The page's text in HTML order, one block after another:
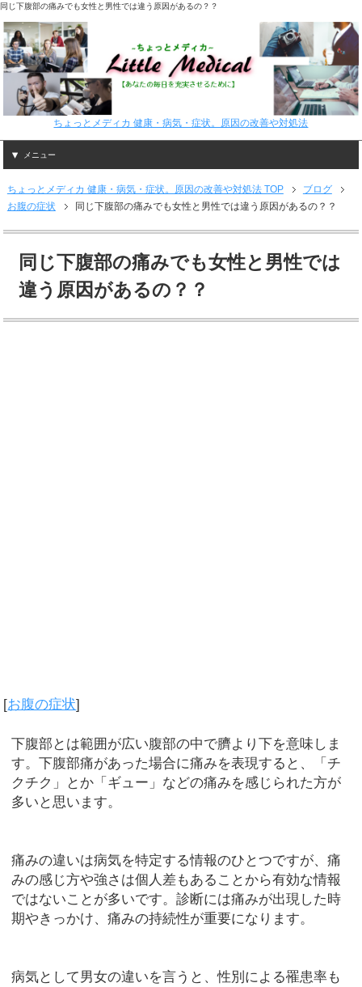
同じ下腹部の痛みでも女性と男性では違う原因があるの？？
ちょっとメディカ 健康・病気・症状。原因の改善や対処法
メニュー
ちょっとメディカ 健康・病気・症状。原因の改善や対処法 TOP
ブログ
お腹の症状
同じ下腹部の痛みでも女性と男性では違う原因があるの？？
同じ下腹部の痛みでも女性と男性では
違う原因があるの？？
[お腹の症状]
下腹部とは範囲が広い腹部の中で臍より下を意味しま
す。下腹部痛があった場合に痛みを表現すると、「チ
クチク」とか「ギュー」などの痛みを感じられた方が
多いと思います。
痛みの違いは病気を特定する情報のひとつですが、痛
みの感じ方や強さは個人差もあることから有効な情報
ではないことが多いです。診断には痛みが出現した時
期やきっかけ、痛みの持続性が重要になります。
病気として男女の違いを言うと、性別による罹患率も